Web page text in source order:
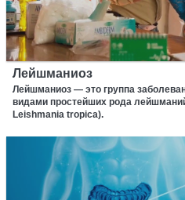
Лейшманиоз
Лейшманиоз — это группа
видами простейших рода
Leishmania tropica).